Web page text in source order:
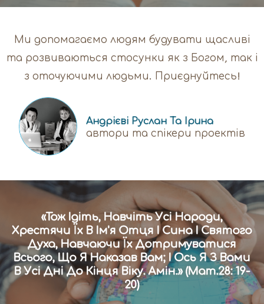
Ми допомагаємо людям будувати щасливі
та розвиваються стосунки як з Богом, так і
з оточуючими людьми. Приєднуйтесь!
Андрієві Руслан Та Ірина
автори та спікери проектів
«Тож Ідіть, Навчіть Усі Народи,
Хрестячи Їх В Ім'я Отця І Сина І Святого
Духа, Навчаючи Їх Дотримуватися
Всього, Що Я Наказав Вам; І Ось Я З Вами
В Усі Дні До Кінця Віку. Амін.» (Мат.28: 19-
20)